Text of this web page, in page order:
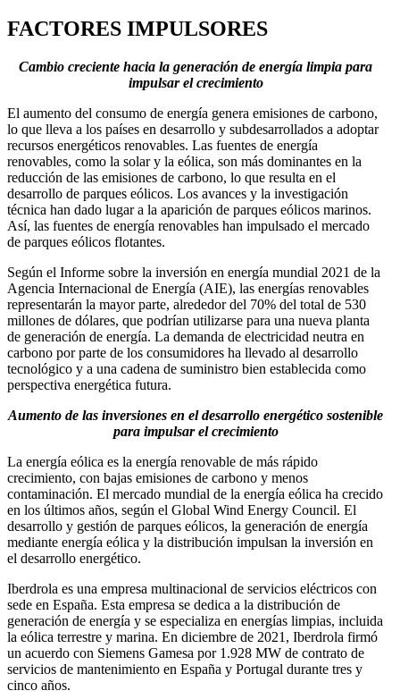
FACTORES IMPULSORES
Cambio creciente hacia la generación de energía limpia para
impulsar el crecimiento
El aumento del consumo de energía genera emisiones de carbono,
lo que lleva a los países en desarrollo y subdesarrollados a adoptar
recursos energéticos renovables. Las fuentes de energía
renovables, como la solar y la eólica, son más dominantes en la
reducción de las emisiones de carbono, lo que resulta en el
desarrollo de parques eólicos. Los avances y la investigación
técnica han dado lugar a la aparición de parques eólicos marinos.
Así, las fuentes de energía renovables han impulsado el mercado
de parques eólicos flotantes.
Según el Informe sobre la inversión en energía mundial 2021 de la
Agencia Internacional de Energía (AIE), las energías renovables
representarán la mayor parte, alrededor del 70% del total de 530
millones de dólares, que podrían utilizarse para una nueva planta
de generación de energía. La demanda de electricidad neutra en
carbono por parte de los consumidores ha llevado al desarrollo
tecnológico y a una cadena de suministro bien establecida como
perspectiva energética futura.
Aumento de las inversiones en el desarrollo energético sostenible
para impulsar el crecimiento
La energía eólica es la energía renovable de más rápido
crecimiento, con bajas emisiones de carbono y menos
contaminación. El mercado mundial de la energía eólica ha crecido
en los últimos años, según el Global Wind Energy Council. El
desarrollo y gestión de parques eólicos, la generación de energía
mediante energía eólica y la distribución impulsan la inversión en
el desarrollo energético.
Iberdrola es una empresa multinacional de servicios eléctricos con
sede en España. Esta empresa se dedica a la distribución de
generación de energía y se especializa en energías limpias, incluida
la eólica terrestre y marina. En diciembre de 2021, Iberdrola firmó
un acuerdo con Siemens Gamesa por 1.928 MW de contrato de
servicios de mantenimiento en España y Portugal durante tres y
cinco años.